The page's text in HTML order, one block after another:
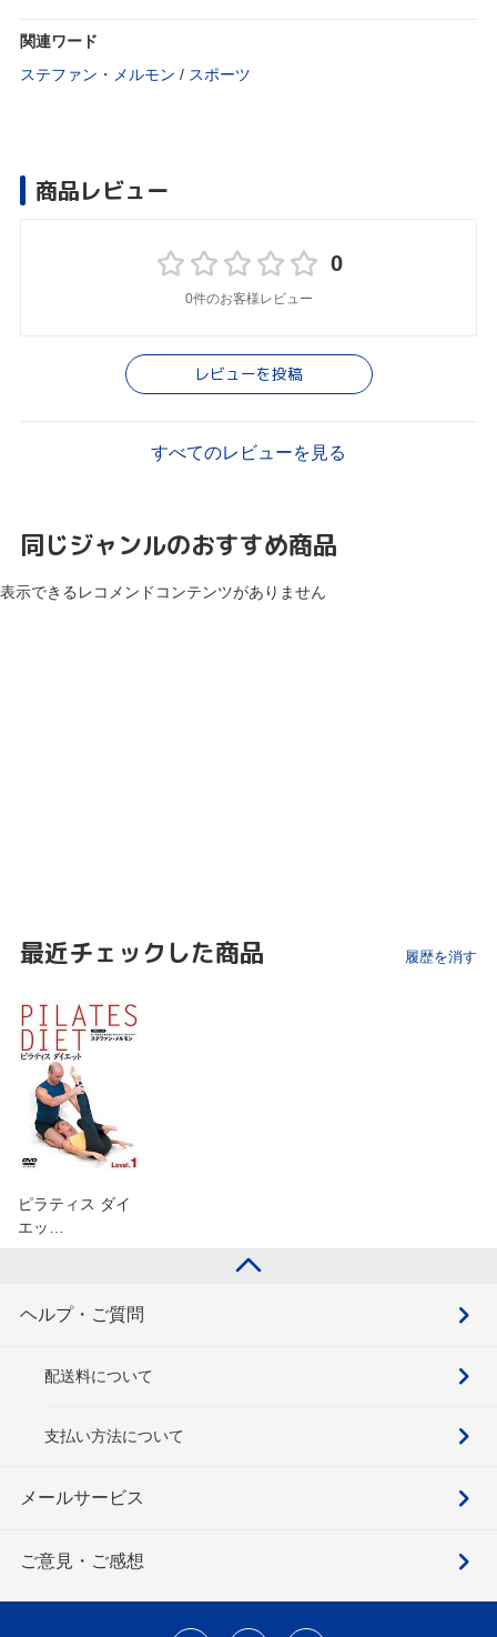
関連ワード
ステファン・メルモン / スポーツ
商品レビュー
0
0件のお客様レビュー
レビューを投稿
すべてのレビューを見る
同じジャンルのおすすめ商品
表示できるレコメンドコンテンツがありません
最近チェックした商品 履歴を消す
ピラティス ダイ
エッ…
ヘルプ・ご質問
配送料について
支払い方法について
メールサービス
ご意見・ご感想